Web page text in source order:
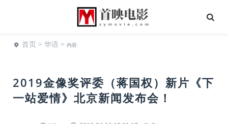
首页 > 华语 > 内容
2019金像奖评委（蒋国权）新片《下
一站爱情》北京新闻发布会！